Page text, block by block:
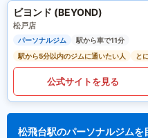
ビヨンド (BEYOND)
松戸店
パーソナルジム
駅から車で11分
駅から5分以内のジムに通いたい人
と
公式サイトを見る
松飛台駅のパーソナルジムを